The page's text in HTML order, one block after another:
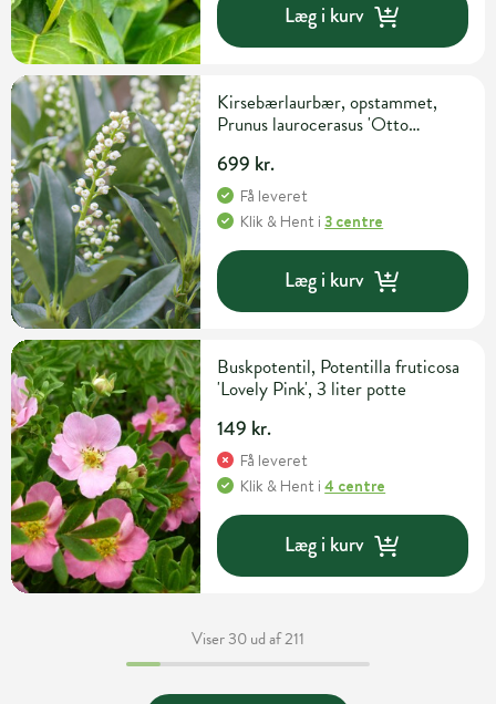
Læg i kurv
Kirsebærlaurbær, opstammet,
Prunus laurocerasus 'Otto
699 kr.
Få leveret
Klik & Hent i3 centre
Læg i kurv
Buskpotentil, Potentilla fruticosa
'Lovely Pink', 3 liter potte
149 kr.
Få leveret
Klik & Hent i4 centre
Læg i kurv
Viser 30 ud af 211